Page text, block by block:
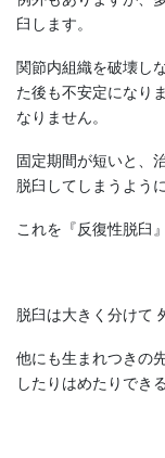
臼します。
関節内組織を破壊し
た後も不安定になり
なりません。
固定期間が短いと、
脱臼してしまうよう
これを『反復性脱臼
脱臼は大きく分けて
他にも生まれつきの
したりはめたりでき